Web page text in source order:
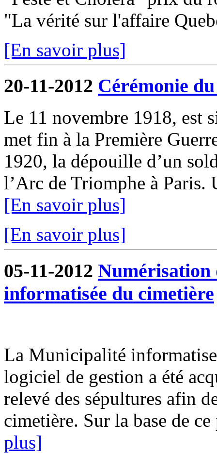
"La vérité sur l'affaire
[En savoir plus]
20-11-2012 Cérémonie
Le 11 novembre 1918, est
met fin à la Première
1920, la dépouille d’un
l’Arc de Triomphe à
[En savoir plus]
[En savoir plus]
05-11-2012 Numérisation
informatisée du cimetière
La Municipalité
logiciel de gestion a été
relevé des sépultures afin
cimetière. Sur la base de
plus]